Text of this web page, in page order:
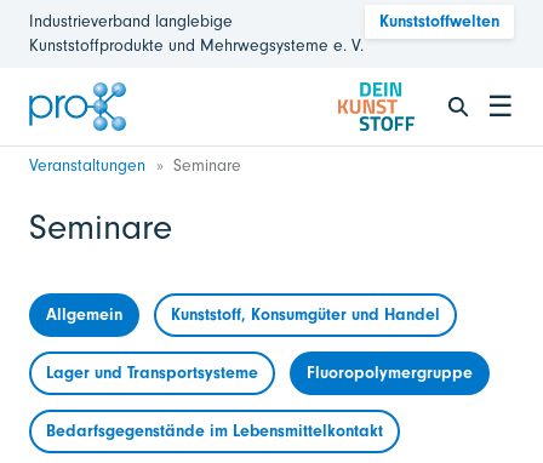
Industrieverband langlebige
Kunststoffprodukte und Mehrwegsysteme e. V.
Kunststoffwelten
☰
Veranstaltungen Seminare
Seminare
Allgemein Kunststoff, Konsumgüter und Handel
Lager und Transportsysteme Fluoropolymergruppe
Bedarfsgegenstände im Lebensmittelkontakt